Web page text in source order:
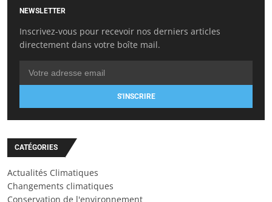
NEWSLETTER
Inscrivez-vous pour recevoir nos derniers articles
directement dans votre boîte mail.
S'INSCRIRE
CATÉGORIES
Actualités Climatiques
Changements climatiques
Conservation de l'environnement